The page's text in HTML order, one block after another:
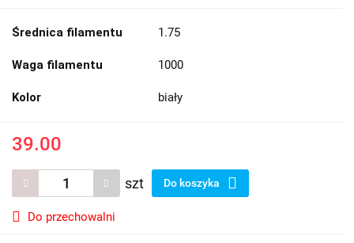
Średnica filamentu 1.75
Waga filamentu 1000
Kolor biały
39.00
szt Do koszyka
Do przechowalni